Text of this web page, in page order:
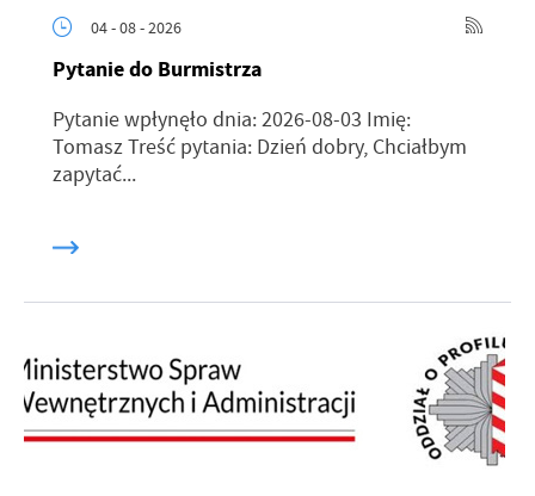
04 - 08 - 2026
Pytanie do Burmistrza
Pytanie wpłynęło dnia: 2026-08-03 Imię:
Tomasz Treść pytania: Dzień dobry, Chciałbym
zapytać...